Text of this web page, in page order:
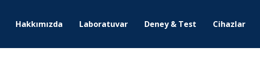
Hakkımızda Laboratuvar Deney & Test Cihazlar